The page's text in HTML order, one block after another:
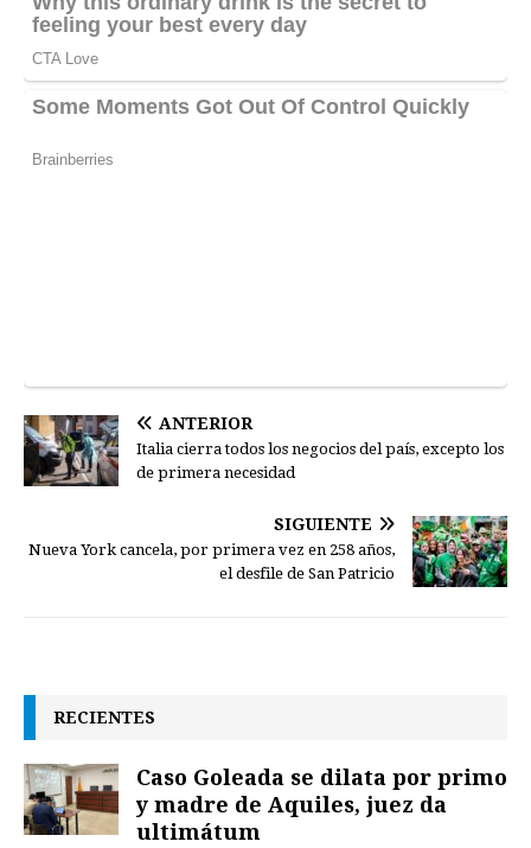
ANTERIOR
Italia cierra todos los negocios del país, excepto los
de primera necesidad
SIGUIENTE
Nueva York cancela, por primera vez en 258 años,
el desfile de San Patricio
RECIENTES
Caso Goleada se dilata por primo
y madre de Aquiles, juez da
ultimátum